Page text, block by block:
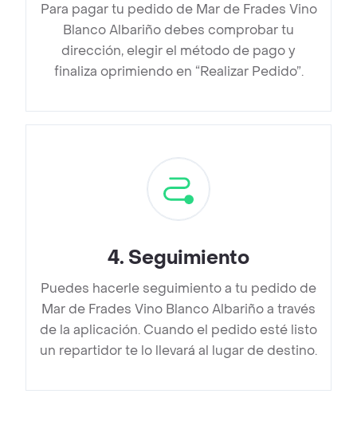
Para pagar tu pedido de Mar de Frades Vino
Blanco Albariño debes comprobar tu
dirección, elegir el método de pago y
finaliza oprimiendo en “Realizar Pedido”.
4. Seguimiento
Puedes hacerle seguimiento a tu pedido de
Mar de Frades Vino Blanco Albariño a través
de la aplicación. Cuando el pedido esté listo
un repartidor te lo llevará al lugar de destino.